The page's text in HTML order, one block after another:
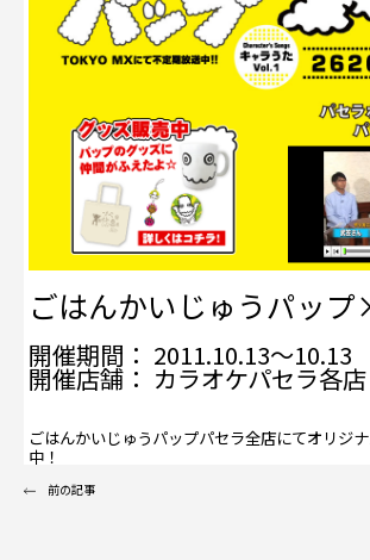
ごはんかいじゅうパッ
開催期間： 2011.10.13～10.13
開催店舗： カラオケパセラ各店
ごはんかいじゅうパップパセラ全店にてオリジ
中！
前の記事